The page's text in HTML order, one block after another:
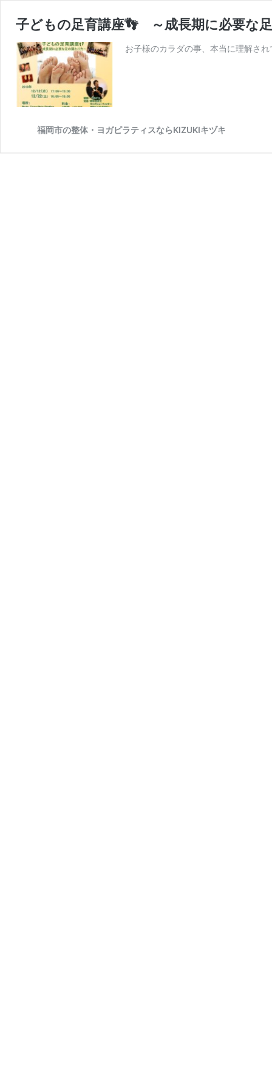
子どもの足育講座👣 ～成長期に必要な
お子様のカラダの事、本当に理解さ
福岡市の整体・ヨガピラティスならKIZUKIキヅキ